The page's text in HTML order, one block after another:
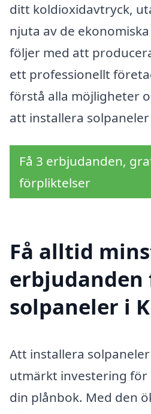
ditt koldioxidavtryck,
njuta av de
följer med att
ett professionellt
förstå alla möjligheter
att installera
Få 3 erbjudanden,
förpliktelser
Få alltid
erbjudanden
solpaneler i
Att installera
utmärkt investering för
din plånbok. Med den